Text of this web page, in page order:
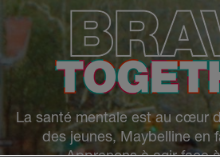
La santé mentale est au cœur
des jeunes, Maybelline en
Apprenons à agir face